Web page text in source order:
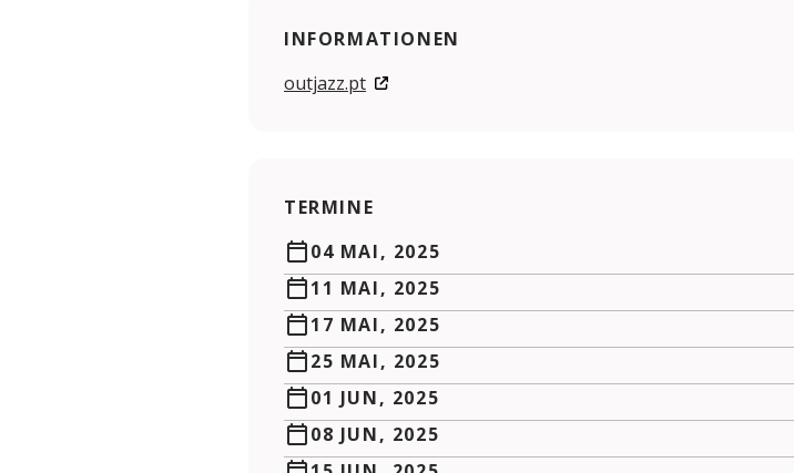
INFORMATIONEN
outjazz.pt
TERMINE
04 MAI, 2025
11 MAI, 2025
17 MAI, 2025
25 MAI, 2025
01 JUN, 2025
08 JUN, 2025